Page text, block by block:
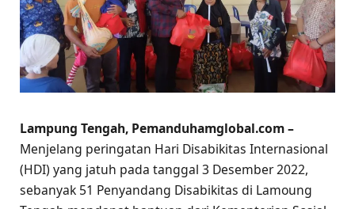
Lampung Tengah, Pemanduhamglobal.com –
Menjelang peringatan Hari Disabikitas Internasional
(HDI) yang jatuh pada tanggal 3 Desember 2022,
sebanyak 51 Penyandang Disabikitas di Lamoung